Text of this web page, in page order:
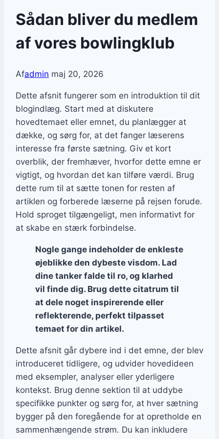
Sådan bliver du medlem
af vores bowlingklub
Afadmin maj 20, 2026
Dette afsnit fungerer som en introduktion til dit
blogindlæg. Start med at diskutere
hovedtemaet eller emnet, du planlægger at
dække, og sørg for, at det fanger læserens
interesse fra første sætning. Giv et kort
overblik, der fremhæver, hvorfor dette emne er
vigtigt, og hvordan det kan tilføre værdi. Brug
dette rum til at sætte tonen for resten af
artiklen og forberede læserne på rejsen forude.
Hold sproget tilgængeligt, men informativt for
at skabe en stærk forbindelse.
Nogle gange indeholder de enkleste
øjeblikke den dybeste visdom. Lad
dine tanker falde til ro, og klarhed
vil finde dig. Brug dette citatrum til
at dele noget inspirerende eller
reflekterende, perfekt tilpasset
temaet for din artikel.
Dette afsnit går dybere ind i det emne, der blev
introduceret tidligere, og udvider hovedideen
med eksempler, analyser eller yderligere
kontekst. Brug denne sektion til at uddybe
specifikke punkter og sørg for, at hver sætning
bygger på den foregående for at opretholde en
sammenhængende strøm. Du kan inkludere